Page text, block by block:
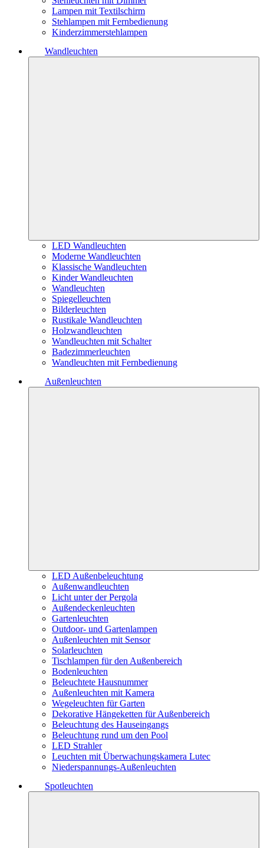
Lampen mit Textilschirm
Stehlampen mit Fernbedienung
Kinderzimmerstehlampen
Wandleuchten
LED Wandleuchten
Moderne Wandleuchten
Klassische Wandleuchten
Kinder Wandleuchten
Wandleuchten
Spiegelleuchten
Bilderleuchten
Rustikale Wandleuchten
Holzwandleuchten
Wandleuchten mit Schalter
Badezimmerleuchten
Wandleuchten mit Fernbedienung
Außenleuchten
LED Außenbeleuchtung
Außenwandleuchten
Licht unter der Pergola
Außendeckenleuchten
Gartenleuchten
Outdoor- und Gartenlampen
Außenleuchten mit Sensor
Solarleuchten
Tischlampen für den Außenbereich
Bodenleuchten
Beleuchtete Hausnummer
Außenleuchten mit Kamera
Wegeleuchten für Garten
Dekorative Hängeketten für Außenbereich
Beleuchtung des Hauseingangs
Beleuchtung rund um den Pool
LED Strahler
Leuchten mit Überwachungskamera Lutec
Niederspannungs-Außenleuchten
Spotleuchten